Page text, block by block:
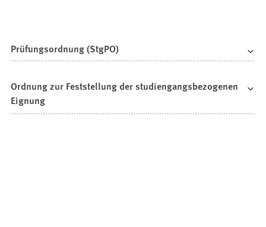
Prüfungsordnung (StgPO)
Ordnung zur Feststellung der studiengangsbezogenen
Eignung